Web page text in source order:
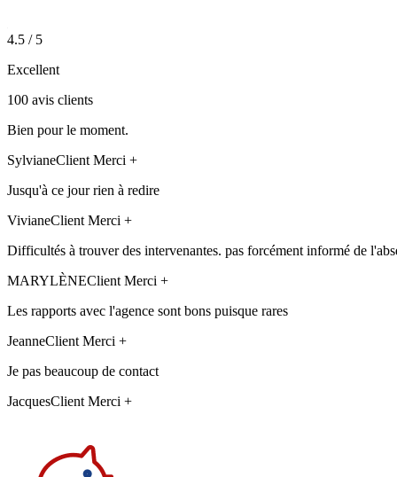
4.5 / 5
Excellent
100 avis clients
Bien pour le moment.
SylvianeClient Merci +
Jusqu'à ce jour rien à redire
VivianeClient Merci +
Difficultés à trouver des intervenantes. pas forcément informé de
MARYLÈNEClient Merci +
Les rapports avec l'agence sont bons puisque rares
JeanneClient Merci +
Je pas beaucoup de contact
JacquesClient Merci +